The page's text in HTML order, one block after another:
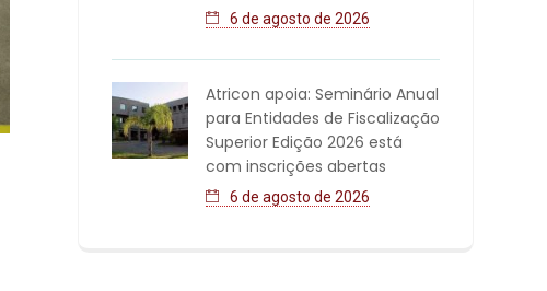
6 de agosto de 2026
Atricon apoia: Seminário Anual
para Entidades de Fiscalização
Superior Edição 2026 está
com inscrições abertas
6 de agosto de 2026